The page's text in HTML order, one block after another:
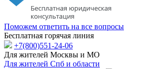
Поможем ответить на все вопросы
Бесплатная горячая линия
+7(800)551-24-06
Для жителей Москвы и МО
Для жителей Спб и области